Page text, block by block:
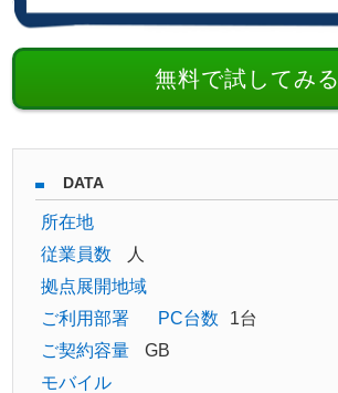
無料で試してみる
DATA
所在地
従業員数
人
拠点展開地域
ご利用部署
PC台数
1台
ご契約容量
GB
モバイル